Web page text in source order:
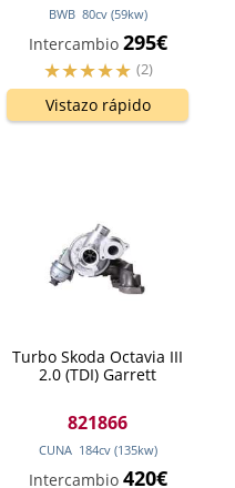
BWB 80cv (59kw)
Intercambio 295€
(2)
Vistazo rápido
Turbo Skoda Octavia III
2.0 (TDI) Garrett
821866
CUNA 184cv (135kw)
Intercambio 420€